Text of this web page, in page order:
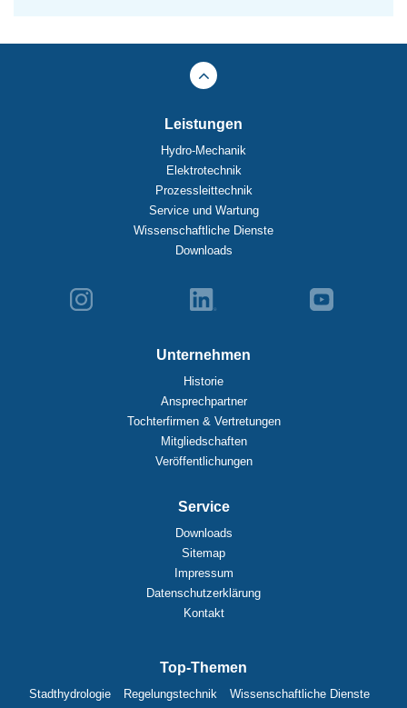
Leistungen
Hydro-Mechanik
Elektrotechnik
Prozessleittechnik
Service und Wartung
Wissenschaftliche Dienste
Downloads
Unternehmen
Historie
Ansprechpartner
Tochterfirmen & Vertretungen
Mitgliedschaften
Veröffentlichungen
Service
Downloads
Sitemap
Impressum
Datenschutzerklärung
Kontakt
Top-Themen
Stadthydrologie Regelungstechnik
Wissenschaftliche Dienste